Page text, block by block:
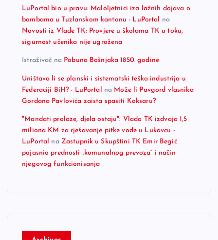
LuPortal bio u pravu: Maloljetnici iza lažnih dojava o
bombama u Tuzlanskom kantonu - LuPortal na
Novosti iz Vlade TK: Provjere u školama TK u toku,
sigurnost učenika nije ugrožena
Istraživač na Pobuna Bošnjaka 1850. godine
Uništava li se planski i sistematski teška industrija u
Federaciji BiH? - LuPortal
na Može li Pavgord vlasnika
Gordana Pavlovića zaista spasiti Koksaru?
"Mandati prolaze, djela ostaju": Vlada TK izdvaja 1,5
miliona KM za rješavanje pitke vode u Lukavcu -
LuPortal na Zastupnik u Skupštini TK Emir Begić
pojasnio prednosti „komunalnog prevoza“ i način
njegovog funkcionisanja